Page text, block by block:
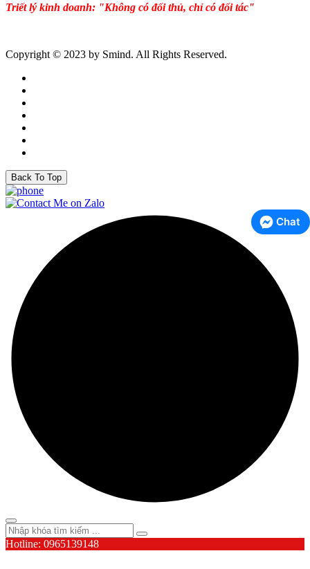
Triết lý kinh doanh: "Không có đối thủ, chỉ có đối tác"
Copyright © 2023 by Smind. All Rights Reserved.
Back To Top
Chat
Hotline: 0965139148